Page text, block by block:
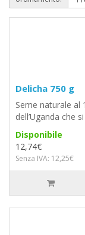
Delicha 750 g
Seme naturale
dell’Uganda che
Disponibile
12,74€
Senza IVA: 12,25€